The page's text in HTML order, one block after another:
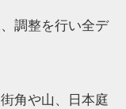
調整を行い全デ
角や山、日本庭